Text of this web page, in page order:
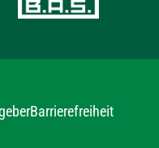
Barrierefreiheit